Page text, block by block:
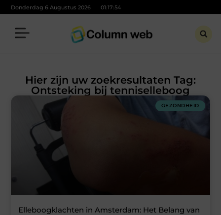
Donderdag 6 Augustus 2026 01:17:54
Hier zijn uw zoekresultaten Tag:
Ontsteking bij tenniselleboog
GEZONDHEID
Elleboogklachten in Amsterdam: Het Belang van